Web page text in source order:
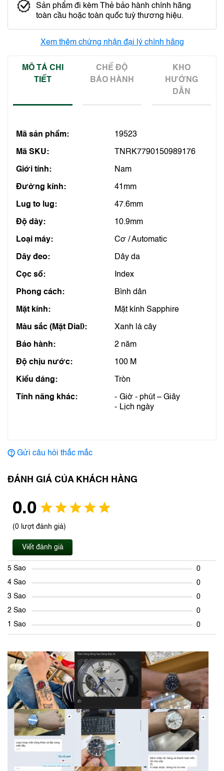
Sản phẩm đi kèm Thẻ bảo hành chính hãng
toàn cầu hoặc toàn quốc tuỳ thương hiệu.
Xem thêm chứng nhận đại lý chính hãng
MÔ TẢ CHI
TIẾT
CHẾ ĐỘ
BẢO HÀNH
KHO
HƯỚNG
DẪN
Mã sản phẩm: 19523
Mã SKU: TNRK7790150989176
Giới tính: Nam
Đường kính: 41mm
Lug to lug: 47.6mm
Độ dày: 10.9mm
Loại máy: Cơ / Automatic
Dây đeo: Dây da
Cọc số: Index
Phong cách: Bình dân
Mặt kính: Mặt kính Sapphire
Màu sắc (Mặt Dial): Xanh lá cây
Bảo hành: 2 năm
Độ chịu nước: 100 M
Kiểu dáng: Tròn
Tính năng khác:
Giờ - phút – Giây
Lịch ngày
Gửi câu hỏi thắc mắc
ĐÁNH GIÁ CỦA KHÁCH HÀNG
0.0
(0 lượt đánh giá)
Viết đánh giá
5 Sao
0
4 Sao
0
3 Sao
0
2 Sao
0
1 Sao
0